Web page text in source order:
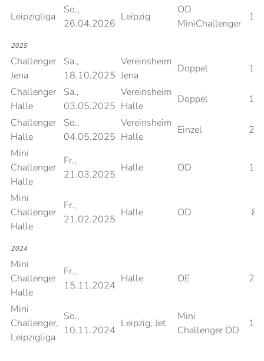
Leipzigliga
So.,
26.04.2026
Leipzig
OD
MiniChallenger
14
2025
Challenger
Jena
Sa.,
18.10.2025
Vereinsheim
Jena
Doppel
19
Challenger
Halle
Sa.,
03.05.2025
Vereinsheim
Halle
Doppel
14
Challenger
Halle
So.,
04.05.2025
Vereinsheim
Halle
Einzel
26
Mini
Challenger
Halle
Fr.,
21.03.2025
Halle OD 14
Mini
Challenger
Halle
Fr.,
21.02.2025
Halle OD 8
2024
Mini
Challenger
Halle
Fr.,
15.11.2024
Halle OE 26
Mini
Challenger,
Leipzigliga
So.,
10.11.2024
Leipzig, Jet
Mini
Challenger OD
10